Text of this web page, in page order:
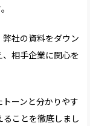
社の資料をダウン
相手企業に関心を
ーンと分かりやす
ことを徹底しまし